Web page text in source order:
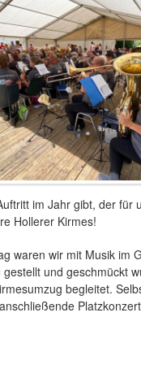
im Jahr gibt, der für
Hollerer Kirmes!
waren wir mit Musik im
und geschmückt
begleitet.